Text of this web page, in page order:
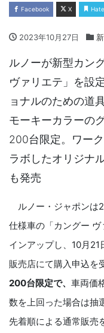
Facebook X
2023年10月27日
ルノーが新型カン
ヴァリエテ」を設
ョナルのための道
モーキーカラーの
200台限定。ワー
ラボしたオリジナ
も発売
ルノー・ジャポンは
仕様車の「カングー
インアップし、10月21
販売店にて購入申込を
200台限定で、 車両価
数を上回った場合は抽
先着順による通常販売